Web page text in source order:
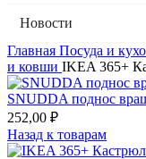
Новости
Главная Посуда и
и ковши IKEA 365+
SNUDDA поднос
252,00 ₽
Назад к товарам